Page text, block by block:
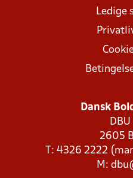
Ledige
Dansk
DBU
2605
T: 4326 2222
M: